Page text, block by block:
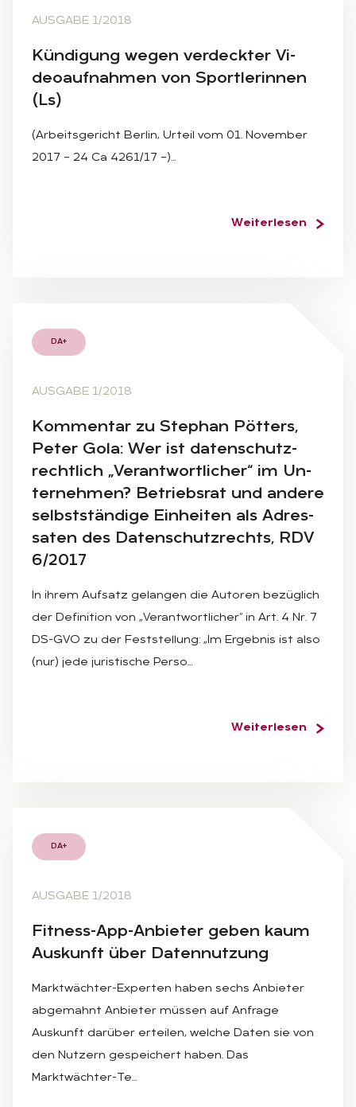
AUSGABE 1/2018
Kün­di­gung we­gen ver­deck­ter Vi­
deo­auf­nah­men von Sport­le­rin­nen
(Ls)
(Arbeitsgericht Berlin, Urteil vom 01. November
2017 – 24 Ca 4261/17 –)…
Weiterlesen
DA+
AUSGABE 1/2018
Kom­men­tar zu Ste­phan Pöt­ters,
Pe­ter Gola: Wer ist da­ten­schutz­
recht­lich „Ver­ant­wort­li­cher“ im Un­
ter­neh­men? Be­triebs­rat und an­de­re
selbst­stän­di­ge Ein­hei­ten als Adres­
sa­ten des Da­ten­schutz­rechts, RDV
6/2017
In ihrem Aufsatz gelangen die Autoren bezüglich
der Definition von „Verantwortlicher“ in Art. 4 Nr. 7
DS-GVO zu der Feststellung: „Im Ergebnis ist also
(nur) jede juristische Perso…
Weiterlesen
DA+
AUSGABE 1/2018
Fit­ness-App-An­bie­ter ge­ben kaum
Aus­kunft über Da­ten­nut­zung
Marktwächter-Experten haben sechs Anbieter
abgemahnt Anbieter müssen auf Anfrage
Auskunft darüber erteilen, welche Daten sie von
den Nutzern gespeichert haben. Das
Marktwächter-Te…